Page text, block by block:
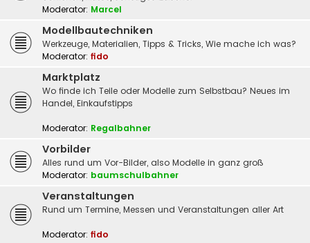
Moderator: Marcel
Modellbautechniken
Werkzeuge, Materialien, Tipps & Tricks, Wie mache ich was?
Moderator: fido
Marktplatz
Wo finde ich Teile oder Modelle zum Selbstbau? Neues im
Handel, Einkaufstipps
Moderator: Regalbahner
Vorbilder
Alles rund um Vor-Bilder, also Modelle in ganz groß
Moderator: baumschulbahner
Veranstaltungen
Rund um Termine, Messen und Veranstaltungen aller Art
Moderator: fido